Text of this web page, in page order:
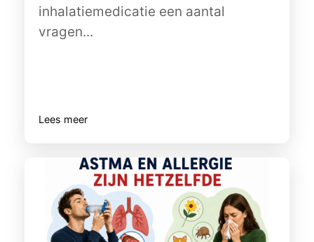
inhalatiemedicatie een aantal
vragen...
Lees meer